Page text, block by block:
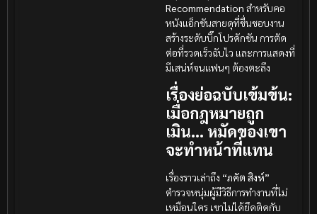
Recommendation สำหรับคอ
หนังแอ็กชันสายดุที่ชื่นชอบงาน
สร้างระดับบิ๊กโปรดักชัน การตัด
ต่อที่รวดเร็วฉับไว และการแสดงที่
มีเสน่ห์จนแฟนๆ ต้องตะลึง
เรื่องย่อฉบับเข้มข้น:
เมื่อกฎหมายถูก
เมิน… หมัดของเขา
จะทำหน้าที่แทน
เรื่องราวเล่าถึง “ภคัต สิงห์”
ตำรวจหนุ่มผู้มีวิธีการทำงานที่ไม่
เหมือนใคร เขาไม่ได้ยึดติดกับ